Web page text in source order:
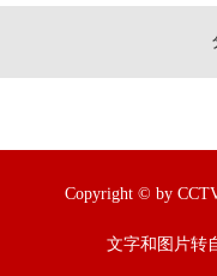
Copyright © by
文字和图片转